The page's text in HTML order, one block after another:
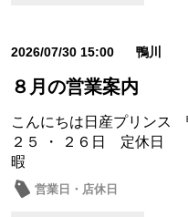
2026/07/30 15:00 鴨川
８月の営業案内
こんにちは日産プリンス
２５ ・ ２６日 定休
暇
営業日・店休日